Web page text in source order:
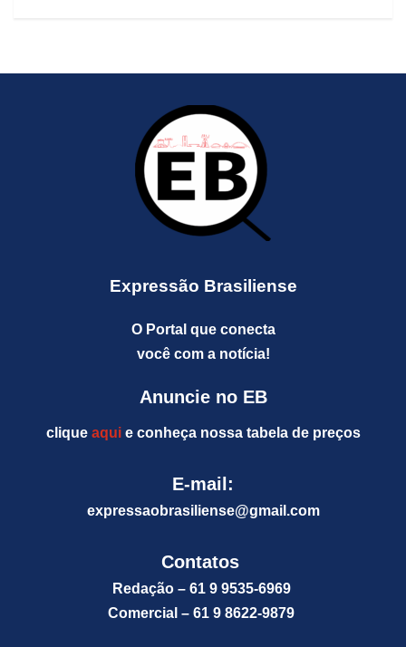
Expressão Brasiliense
O Portal que conecta
você com a notícia!
Anuncie no EB
clique aquie conheça nossa tabela de preços
E-mail:
expressaobrasiliense@gmail.com
Contatos
Redação – 61 9 9535-6969
Comercial – 61 9 8622-9879